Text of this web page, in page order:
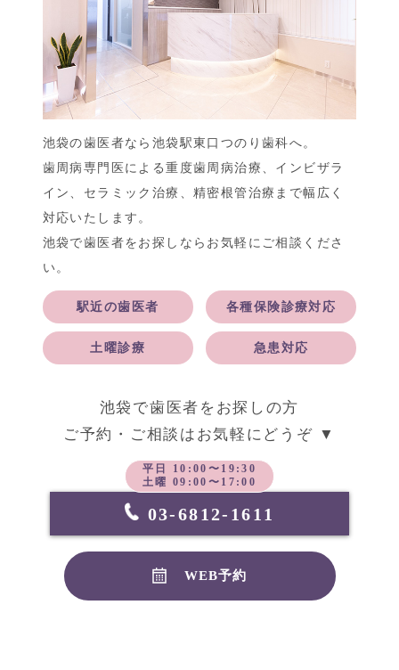
池袋の歯医者なら池袋駅東口つのり歯科へ。
歯周病専門医による重度歯周病治療、インビザラ
イン、セラミック治療、精密根管治療まで幅広く
対応いたします。
池袋で歯医者をお探しならお気軽にご相談くださ
い。
駅近の歯医者 各種保険診療対応
土曜診療 急患対応
池袋で歯医者をお探しの方
ご予約・ご相談はお気軽にどうぞ ▼
平日 10:00〜19:30
土曜 09:00〜17:00
03-6812-1611
WEB予約